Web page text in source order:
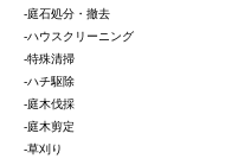
-庭石処分・撤去
-ハウスクリーニング
-特殊清掃
-ハチ駆除
-庭木伐採
-庭木剪定
-草刈り